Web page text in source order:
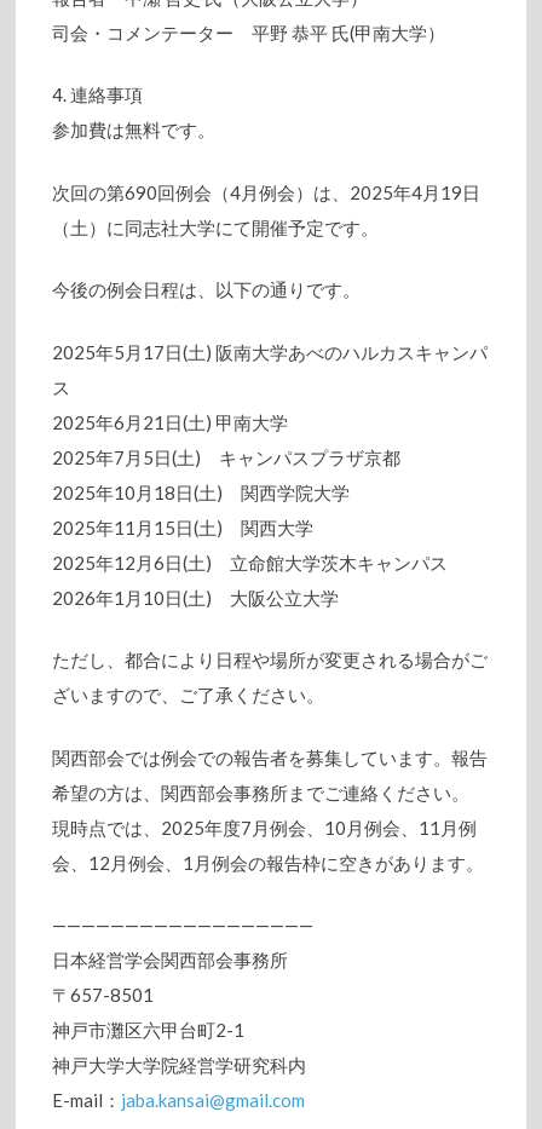
司会・コメンテーター 平野 恭平 氏(甲南大学）
4. 連絡事項
参加費は無料です。
次回の第690回例会（4月例会）は、2025年4月19日
（土）に同志社大学にて開催予定です。
今後の例会日程は、以下の通りです。
2025年5月17日(土) 阪南大学あべのハルカスキャンパ
ス
2025年6月21日(土) 甲南大学
2025年7月5日(土) キャンパスプラザ京都
2025年10月18日(土) 関西学院大学
2025年11月15日(土) 関西大学
2025年12月6日(土) 立命館大学茨木キャンパス
2026年1月10日(土) 大阪公立大学
ただし、都合により日程や場所が変更される場合がご
ざいますので、ご了承ください。
関西部会では例会での報告者を募集しています。報告
希望の方は、関西部会事務所までご連絡ください。
現時点では、2025年度7月例会、10月例会、11月例
会、12月例会、1月例会の報告枠に空きがあります。
——————————————————
日本経営学会関西部会事務所
〒657-8501
神戸市灘区六甲台町2-1
神戸大学大学院経営学研究科内
E-mail： jaba.kansai@gmail.com